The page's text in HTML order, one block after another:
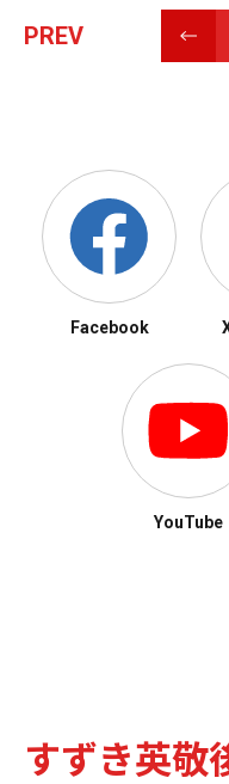
PREV
Facebook
YouTube
すずき英敬